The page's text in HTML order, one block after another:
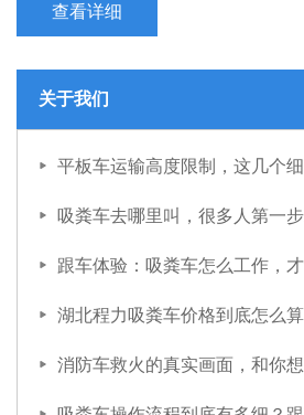
查看详细
关于我们
平板车运输高度限制，这几个
吸粪车去哪里叫，很多人第一
跟车体验：吸粪车怎么工作，